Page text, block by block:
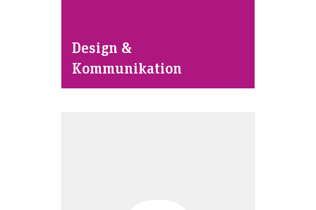
Design &
Kommunikation